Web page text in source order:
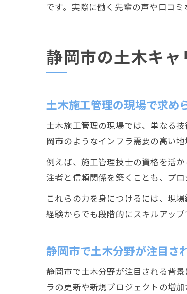
です。実際に働く先輩の声や口コ
静岡市の土木キ
土木施工管理の現場で求め
土木施工管理の現場では、単なる
岡市のようなインフラ需要の高い
例えば、施工管理技士の資格を活
注者と信頼関係を築くことも、プ
これらの力を身につけるには、現
経験からでも段階的にスキルアッ
静岡市で土木分野が注目さ
静岡市で土木分野が注目される背
ラの更新や新規プロジェクトの増加